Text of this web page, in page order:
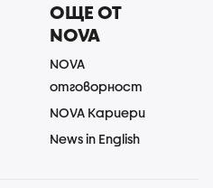
ОЩЕ ОТ
NOVA
NOVA
отговорност
NOVA Кариери
News in English